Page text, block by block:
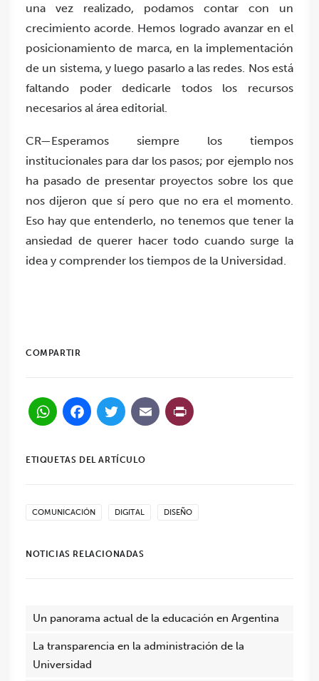
una vez realizado, podamos contar con un
crecimiento acorde. Hemos logrado avanzar en el
posicionamiento de marca, en la implementación
de un sistema, y luego pasarlo a las redes. Nos está
faltando poder dedicarle todos los recursos
necesarios al área editorial.
CR—Esperamos siempre los tiempos
institucionales para dar los pasos; por ejemplo nos
ha pasado de presentar proyectos sobre los que
nos dijeron que sí pero que no era el momento.
Eso hay que entenderlo, no tenemos que tener la
ansiedad de querer hacer todo cuando surge la
idea y comprender los tiempos de la Universidad.
COMPARTIR
WhatsApp
Facebook
Twitter
Email
ETIQUETAS DEL ARTÍCULO
COMUNICACIÓN DIGITAL DISEÑO
NOTICIAS RELACIONADAS
Un panorama actual de la educación en Argentina
La transparencia en la administración de la
Universidad